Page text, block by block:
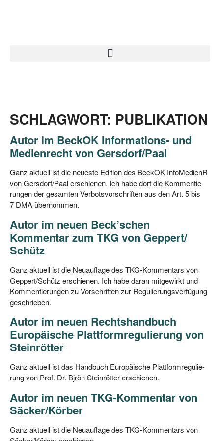
SCHLAGWORT: PUBLIKATION
Autor im BeckOK Informations- und
Medienrecht von Gersdorf/​Paal
Ganz aktu­ell ist die neu­es­te Edi­ti­on des Beck­OK Info­Me­di­enR
von Gersdorf/​Paal erschie­nen. Ich habe dort die Kom­men­tie­
run­gen der gesam­ten Ver­bots­vor­schrif­ten aus den Art. 5 bis
7 DMA übernommen.
Autor im neuen Beck’schen
Kommentar zum TKG von Geppert/​
Schütz
Ganz aktu­ell ist die Neu­auf­la­ge des TKG-Kom­men­tars von
Geppert/​Schütz erschie­nen. Ich habe dar­an mit­ge­wirkt und
Kom­men­tie­run­gen zu Vor­schrif­ten zur Regu­lie­rungs­ver­fü­gung
geschrieben.
Autor im neuen Rechtshandbuch
Europäische Plattformregulierung von
Steinrötter
Ganz aktu­ell ist das Hand­buch Euro­päi­sche Platt­form­re­gu­lie­
rung von Prof. Dr. Bjrön Stein­röt­ter erschienen.
Autor im neuen TKG-Kommentar von
Säcker/​Körber
Ganz aktu­ell ist die Neu­auf­la­ge des TKG-Kom­men­tars von